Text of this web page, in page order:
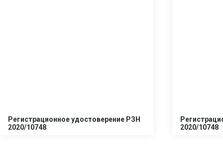
Регистрационное удостоверение РЗН
2020/10748
2020/10748